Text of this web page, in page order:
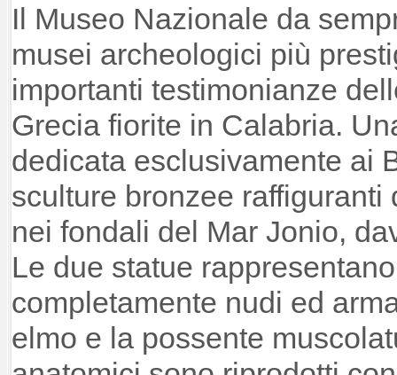
Il Museo Nazionale da
musei archeologici più
importanti testimonianze
Grecia fiorite in Calabria.
dedicata esclusivamente ai
sculture bronzee
nei fondali del Mar Jonio,
Le due statue
completamente nudi ed
elmo e la possente